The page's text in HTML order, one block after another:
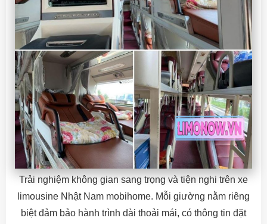
Trải nghiệm không gian sang trọng và tiện nghi trên xe
limousine Nhật Nam mobihome. Mỗi giường nằm riêng
biệt đảm bảo hành trình dài thoải mái, có thông tin đặt